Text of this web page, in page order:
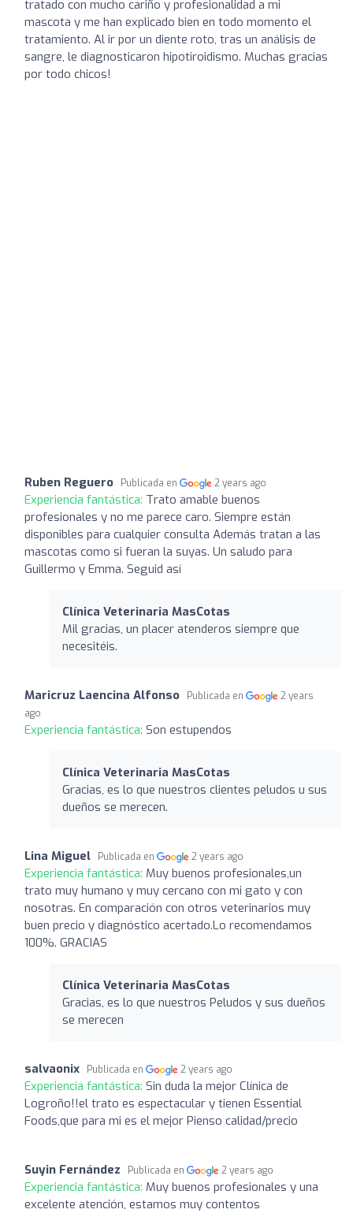
tratado con mucho cariño y profesionalidad a mi
mascota y me han explicado bien en todo momento el
tratamiento. Al ir por un diente roto, tras un análisis de
sangre, le diagnosticaron hipotiroidismo. Muchas gracias
por todo chicos!
Ruben Reguero Publicada en 2 years ago
Experiencia fantástica: Trato amable buenos
profesionales y no me parece caro. Siempre están
disponibles para cualquier consulta Además tratan a las
mascotas como si fueran la suyas. Un saludo para
Guillermo y Emma. Seguid así
Clínica Veterinaria MasCotas
Mil gracias, un placer atenderos siempre que
necesitéis.
Maricruz Laencina Alfonso Publicada en
2 years
ago
Experiencia fantástica: Son estupendos
Clínica Veterinaria MasCotas
Gracias, es lo que nuestros clientes peludos u sus
dueños se merecen.
Lina Miguel Publicada en 2 years ago
Experiencia fantástica: Muy buenos profesionales,un
trato muy humano y muy cercano con mi gato y con
nosotras. En comparación con otros veterinarios muy
buen precio y diagnóstico acertado.Lo recomendamos
100%. GRACIAS
Clínica Veterinaria MasCotas
Gracias, es lo que nuestros Peludos y sus dueños
se merecen
salvaonix Publicada en 2 years ago
Experiencia fantástica: Sin duda la mejor Clínica de
Logroño!!el trato es espectacular y tienen Essential
Foods,que para mi es el mejor Pienso calidad/precio
Suyin Fernández Publicada en 2 years ago
Experiencia fantástica: Muy buenos profesionales y una
excelente atención, estamos muy contentos